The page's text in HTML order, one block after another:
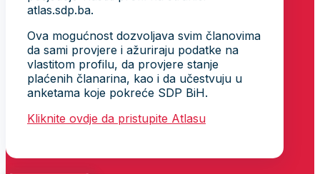
atlas.sdp.ba.
Ova mogućnost dozvoljava svim članovima
da sami provjere i ažuriraju podatke na
vlastitom profilu, da provjere stanje
plaćenih članarina, kao i da učestvuju u
anketama koje pokreće SDP BiH.
Kliknite ovdje da pristupite Atlasu